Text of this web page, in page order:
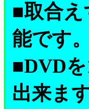
■取合え
能です
■DVD
出来ます